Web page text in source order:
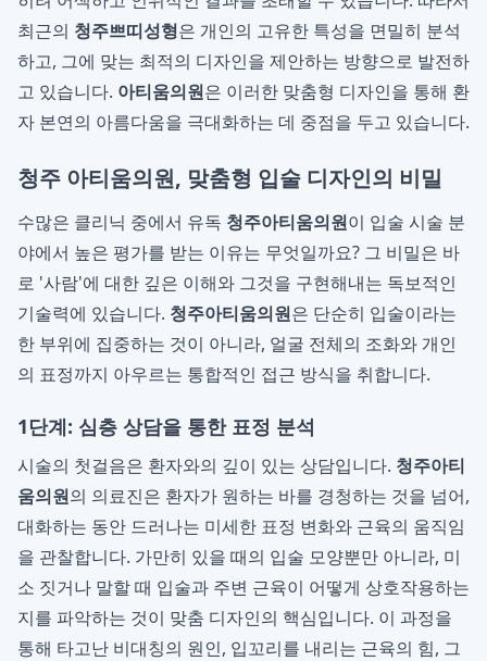
최근의 청주쁘띠성형은 개인의 고유한 특성을 면밀히 분석
하고, 그에 맞는 최적의 디자인을 제안하는 방향으로 발전하
고 있습니다. 아티움의원은 이러한 맞춤형 디자인을 통해 환
자 본연의 아름다움을 극대화하는 데 중점을 두고 있습니다.
청주 아티움의원, 맞춤형 입술 디자인의 비밀
수많은 클리닉 중에서 유독 청주아티움의원이 입술 시술 분
야에서 높은 평가를 받는 이유는 무엇일까요? 그 비밀은 바
로 '사람'에 대한 깊은 이해와 그것을 구현해내는 독보적인
기술력에 있습니다. 청주아티움의원은 단순히 입술이라는
한 부위에 집중하는 것이 아니라, 얼굴 전체의 조화와 개인
의 표정까지 아우르는 통합적인 접근 방식을 취합니다.
1단계: 심층 상담을 통한 표정 분석
시술의 첫걸음은 환자와의 깊이 있는 상담입니다. 청주아티
움의원의 의료진은 환자가 원하는 바를 경청하는 것을 넘어,
대화하는 동안 드러나는 미세한 표정 변화와 근육의 움직임
을 관찰합니다. 가만히 있을 때의 입술 모양뿐만 아니라, 미
소 짓거나 말할 때 입술과 주변 근육이 어떻게 상호작용하는
지를 파악하는 것이 맞춤 디자인의 핵심입니다. 이 과정을
통해 타고난 비대칭의 원인, 입꼬리를 내리는 근육의 힘, 그